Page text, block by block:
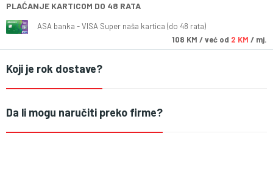
PLAĆANJE KARTICOM DO 48 RATA
ASA banka - VISA Super naša kartica (do 48 rata)
108 KM / već od 2 KM / mj.
Koji je rok dostave?
Da li mogu naručiti preko firme?